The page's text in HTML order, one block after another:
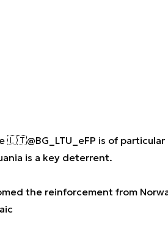
🇱🇹@BG_LTU_eFP is of
is a key deterrent.
the reinforcement from